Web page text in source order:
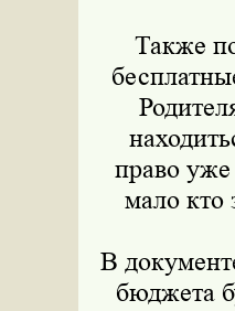
Также
право
мало кто
В
бюджета